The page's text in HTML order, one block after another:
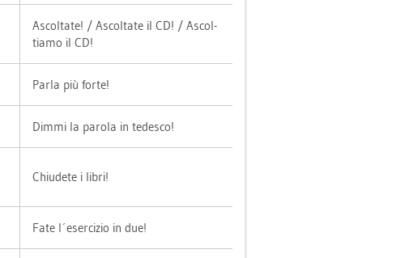
As­col­ta­te! / As­col­ta­te il CD! / As­col­
tiamo il CD!
Parla più forte!
Dimmi la pa­ro­la in te­des­co!
Chi­ude­te i libri!
Fate l´eser­ci­zio in due!